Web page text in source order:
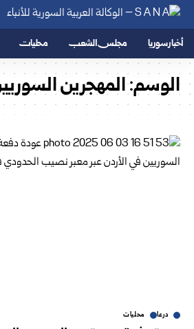
أخبار سوريا مجلس الشعب محليات
الوسم:المهجرين
درعا محليات